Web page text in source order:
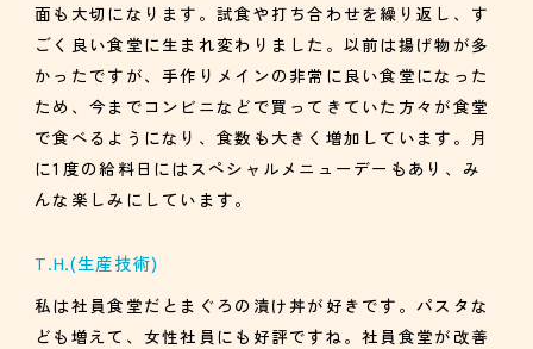
面も大切になります。試食や打ち合わせを繰り返し、す
ごく良い食堂に生まれ変わりました。以前は揚げ物が多
かったですが、手作りメインの非常に良い食堂になった
ため、今までコンビニなどで買ってきていた方々が食堂
で食べるようになり、食数も大きく増加しています。月
に1度の給料日にはスペシャルメニューデーもあり、み
んな楽しみにしています。
T.H.(生産技術)
私は社員食堂だとまぐろの漬け丼が好きです。パスタな
ども増えて、女性社員にも好評ですね。社員食堂が改善